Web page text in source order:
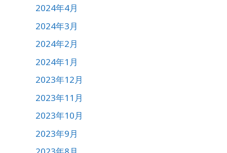
2024年4月
2024年3月
2024年2月
2024年1月
2023年12月
2023年11月
2023年10月
2023年9月